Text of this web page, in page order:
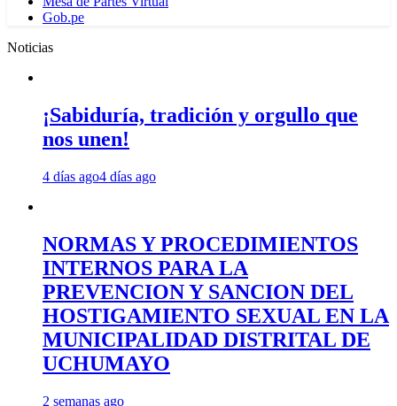
Gob.pe
Noticias
¡Sabiduría, tradición y orgullo que
nos unen!
4 días ago4 días ago
NORMAS Y PROCEDIMIENTOS
INTERNOS PARA LA
PREVENCION Y SANCION DEL
HOSTIGAMIENTO SEXUAL EN LA
MUNICIPALIDAD DISTRITAL DE
UCHUMAYO
2 semanas ago